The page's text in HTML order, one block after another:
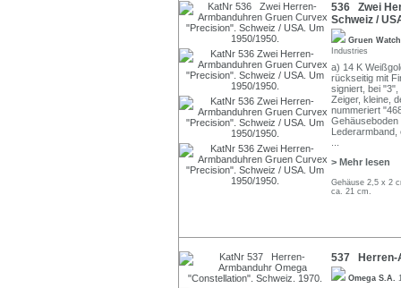
536 Zwei
Schweiz /
Gruen
Industries
a) 14 K
rückseitig mit
signiert, bei "3",
Zeiger, kleine,
nummeriert
> Mehr lesen
Gehäuse 2,5 x 2
ca. 21 cm.
537 Herren-
Omega S.A.